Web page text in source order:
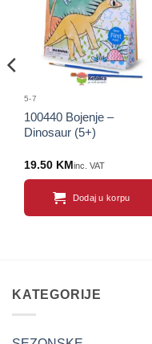
5-7
100440 Bojenje –
Dinosaur (5+)
19.50 KM inc. VAT
Dodaj u korpu
KATEGORIJE